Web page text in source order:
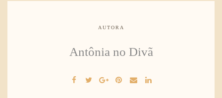
AUTORA
Antônia no Divã